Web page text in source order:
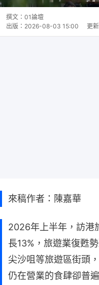
撰文： 01論壇
出版： 2026-08-03 15:00 更新
來稿作者：陳嘉華
2026年上半年，訪港
長13%，旅遊業復甦
尖沙咀等旅遊區街頭
仍在營業的食肆卻普